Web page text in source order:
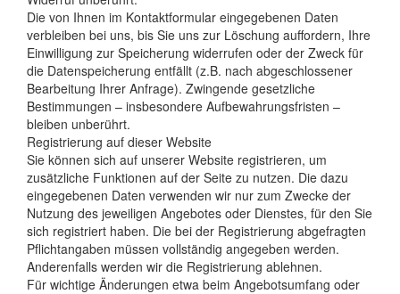
Die von Ihnen im Kontaktformular eingegebenen Daten
verbleiben bei uns, bis Sie uns zur Löschung auffordern, Ihre
Einwilligung zur Speicherung widerrufen oder der Zweck für
die Datenspeicherung entfällt (z.B. nach abgeschlossener
Bearbeitung Ihrer Anfrage). Zwingende gesetzliche
Bestimmungen – insbesondere Aufbewahrungsfristen –
bleiben unberührt.
Registrierung auf dieser Website
Sie können sich auf unserer Website registrieren, um
zusätzliche Funktionen auf der Seite zu nutzen. Die dazu
eingegebenen Daten verwenden wir nur zum Zwecke der
Nutzung des jeweiligen Angebotes oder Dienstes, für den Sie
sich registriert haben. Die bei der Registrierung abgefragten
Pflichtangaben müssen vollständig angegeben werden.
Anderenfalls werden wir die Registrierung ablehnen.
Für wichtige Änderungen etwa beim Angebotsumfang oder